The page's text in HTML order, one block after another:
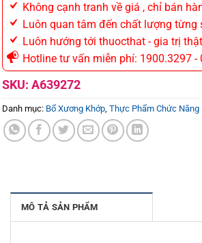
Không cạnh tranh về giá , chỉ bán
Luôn quan tâm đến chất lượng từng
Luôn hướng tới thuocthat - gia trị thật
Hotline tư vấn miễn phí: 1900.3297 -
SKU: A639272
Danh mục: Bổ Xương Khớp, Thực Phẩm Chức Năng
MÔ TẢ SẢN PHẨM